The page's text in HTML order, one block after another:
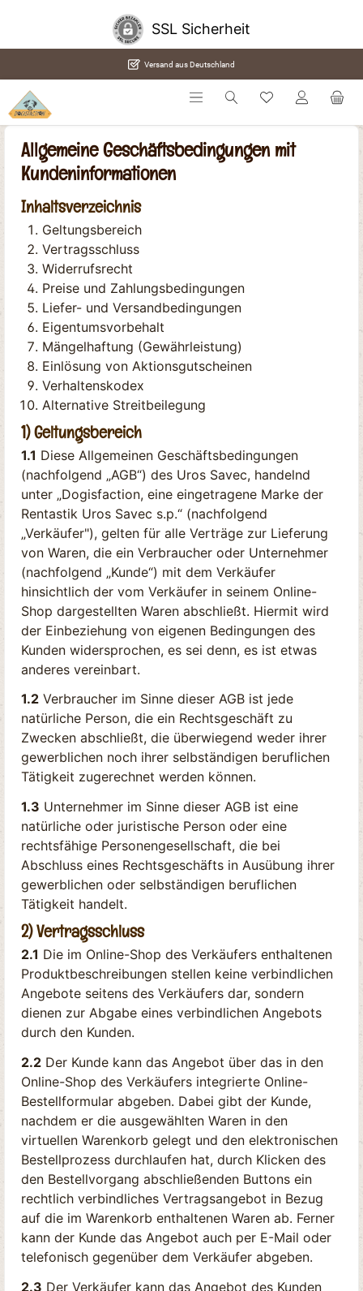
SSL Sicherheit
Versand aus Deutschland
Allgemeine Geschäftsbedingungen mit
Kundeninformationen
Inhaltsverzeichnis
Geltungsbereich
Vertragsschluss
Widerrufsrecht
Preise und Zahlungsbedingungen
Liefer- und Versandbedingungen
Eigentumsvorbehalt
Mängelhaftung (Gewährleistung)
Einlösung von Aktionsgutscheinen
Verhaltenskodex
Alternative Streitbeilegung
1) Geltungsbereich
1.1 Diese Allgemeinen Geschäftsbedingungen
(nachfolgend „AGB“) des Uros Savec, handelnd
unter „Dogisfaction, eine eingetragene Marke der
Rentastik Uros Savec s.p.“ (nachfolgend
„Verkäufer"), gelten für alle Verträge zur Lieferung
von Waren, die ein Verbraucher oder Unternehmer
(nachfolgend „Kunde“) mit dem Verkäufer
hinsichtlich der vom Verkäufer in seinem Online-
Shop dargestellten Waren abschließt. Hiermit wird
der Einbeziehung von eigenen Bedingungen des
Kunden widersprochen, es sei denn, es ist etwas
anderes vereinbart.
1.2 Verbraucher im Sinne dieser AGB ist jede
natürliche Person, die ein Rechtsgeschäft zu
Zwecken abschließt, die überwiegend weder ihrer
gewerblichen noch ihrer selbständigen beruflichen
Tätigkeit zugerechnet werden können.
1.3 Unternehmer im Sinne dieser AGB ist eine
natürliche oder juristische Person oder eine
rechtsfähige Personengesellschaft, die bei
Abschluss eines Rechtsgeschäfts in Ausübung ihrer
gewerblichen oder selbständigen beruflichen
Tätigkeit handelt.
2) Vertragsschluss
2.1 Die im Online-Shop des Verkäufers enthaltenen
Produktbeschreibungen stellen keine verbindlichen
Angebote seitens des Verkäufers dar, sondern
dienen zur Abgabe eines verbindlichen Angebots
durch den Kunden.
2.2 Der Kunde kann das Angebot über das in den
Online-Shop des Verkäufers integrierte Online-
Bestellformular abgeben. Dabei gibt der Kunde,
nachdem er die ausgewählten Waren in den
virtuellen Warenkorb gelegt und den elektronischen
Bestellprozess durchlaufen hat, durch Klicken des
den Bestellvorgang abschließenden Buttons ein
rechtlich verbindliches Vertragsangebot in Bezug
auf die im Warenkorb enthaltenen Waren ab. Ferner
kann der Kunde das Angebot auch per E-Mail oder
telefonisch gegenüber dem Verkäufer abgeben.
2.3 Der Verkäufer kann das Angebot des Kunden